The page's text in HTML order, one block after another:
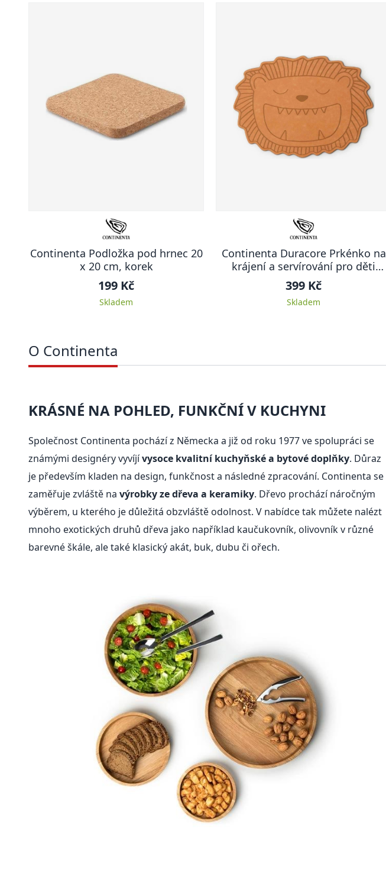
Continenta Podložka pod hrnec 20
x 20 cm, korek
199 Kč
Skladem
Continenta Duracore Prkénko na
krájení a servírování pro děti
Duracore, ve tvaru lva
399 Kč
Skladem
O Continenta
KRÁSNÉ NA POHLED, FUNKČNÍ V KUCHYNI
Společnost Continenta pochází z Německa a již od roku 1977 ve spolupráci se
známými designéry vyvíjívysoce kvalitní kuchyňské a bytové doplňky. Důraz
je především kladen na design, funkčnost a následné zpracování. Continenta se
zaměřuje zvláště na výrobky ze dřeva a keramiky. Dřevo prochází náročným
výběrem, u kterého je důležitá obzvláště odolnost. V nabídce tak můžete nalézt
mnoho exotických druhů dřeva jako například kaučukovník, olivovník v různé
barevné škále, ale také klasický akát, buk, dubu či ořech.